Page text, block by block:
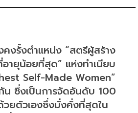
คงรั้งตำแหน่ง “สตรีผู้สร้าง
อายุน้อยที่สุด” แห่งทำเนียบ
ซึ่งเป็นการจัดอันดับ
วยตัวเองซึ่งมั่งคั่งที่สุดใน